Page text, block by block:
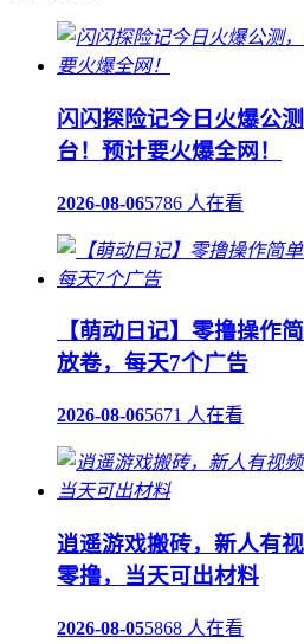
闪闪探险记今日火爆公
台！预计要火爆全网！
2026-08-065786 人在看
【萌动日记】零撸操作
放卷，每天7个广告
2026-08-065671 人在看
逍遥游戏搬砖，新人有
零撸，当天可出材料
2026-08-055868 人在看